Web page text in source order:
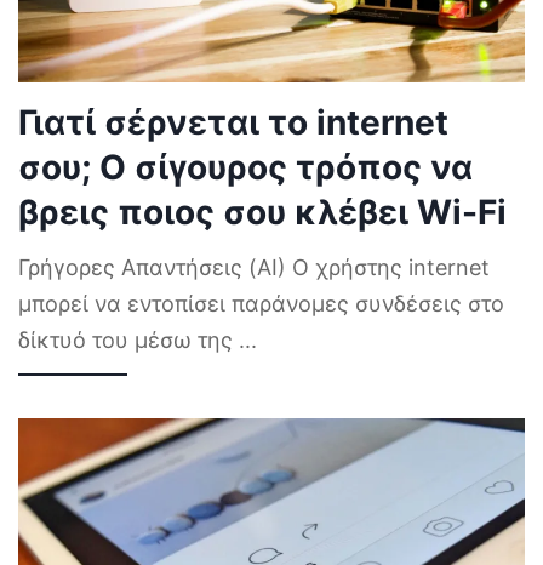
Γιατί σέρνεται το internet
σου; Ο σίγουρος τρόπος να
βρεις ποιος σου κλέβει Wi-Fi
Γρήγορες Απαντήσεις (AI) Ο χρήστης internet
μπορεί να εντοπίσει παράνομες συνδέσεις στο
δίκτυό του μέσω της ...